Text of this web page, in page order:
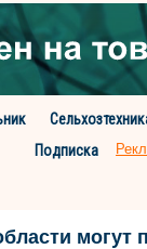
Подписка
могут